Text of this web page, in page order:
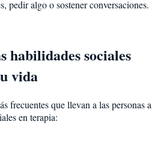
pedir algo o sostener conversaciones.
habilidades sociales
vida
frecuentes que llevan a las personas a
en terapia: